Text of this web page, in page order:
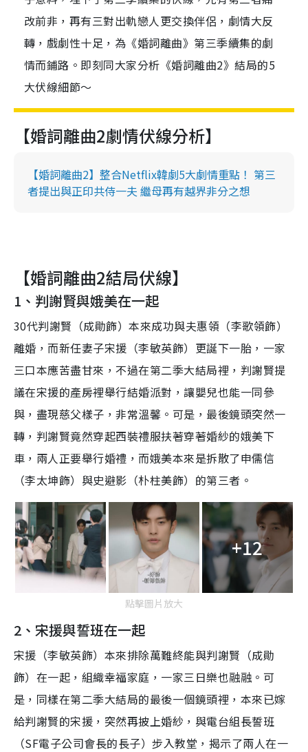
改前非，再有三對出軌戀人更交換伴侶，劇情大反
轉，戲劇性十足，為《婚詞離曲》第三季續集的劇
情而鋪路。即刻同大家分析《婚詞離曲2》結局的5
大伏線細節～
【婚詞離曲2劇情伏線分析】
【婚詞離曲2】整合Netflix韓劇5大劇情重點！ 第三
者提出與正印共侍一夫 繼母再有越界非分之想
【婚詞離曲2結局伏線】
1、判謝賢與娥美在一起
30代判謝賢（成勛飾）本來成功與夫惠領（李歌領飾）
離婚，而新任妻子宋援（李敏英飾）更誕下一胎，一家
三口本應苦盡甘來，不過在第二季大結局裡，判謝賢提
議在宋援的產房裡舉行結婚派對，讓嬰兒也能一同參
與，盡現慈父樣子，非常溫馨。可是，最後鏡頭突然一
轉，判謝賢竟然穿起西裝禮服扶著穿著婚紗的娥美下
車，兩人正要舉行婚禮，而娥美本來是拆散了申儒信
（李太坤飾）與史避影（朴柱美飾）的第三者。
+12
點擊圖片放大
2、宋援與誓班在一起
宋援（李敏英飾）本來排除萬難終能與判謝賢（成勛
飾）在一起，組織幸福家庭，一家三日樂也融融。可
是，同樣在第二季大結局的最後一個鏡頭裡，本來已嫁
給判謝賢的宋援，突然再披上婚紗，與電台組長誓班
（SF電子公司會長的長子）步入教堂，揭示了兩人在一